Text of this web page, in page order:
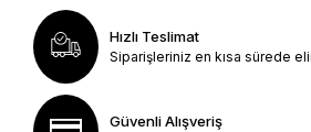
Hızlı Teslimat
Siparişleriniz en kısa sürede
Güvenli Alışveriş